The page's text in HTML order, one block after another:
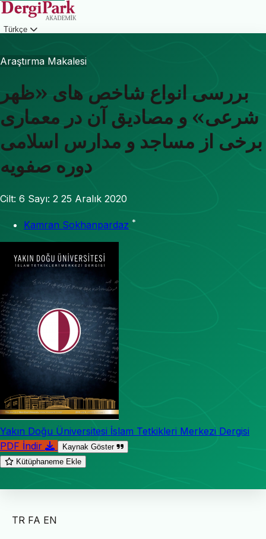
Türkçe
Araştırma Makalesi
بررسی انواع شاخص های «ظهر
شرعی» و مصادیق آن در معماری
برخی از مساجد و مدارس اسلامی
دوره صفویه
Cilt: 6 Sayı: 2 25 Aralık 2020
Kamran Sokhanpardaz *
Yakın Doğu Üniversitesi İslam Tetkikleri Merkezi Dergisi
PDF İndir
Kaynak Göster
Kütüphaneme Ekle
TR FA EN